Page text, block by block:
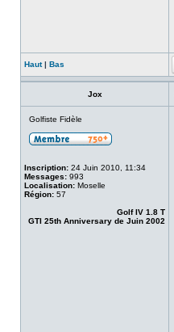
Haut| Bas
Jox
Golfiste Fidèle
Inscription: 24 Juin 2010, 11:34
Messages: 993
Localisation: Moselle
Région: 57
Golf IV 1.8 T
GTI 25th Anniversary de Juin 2002